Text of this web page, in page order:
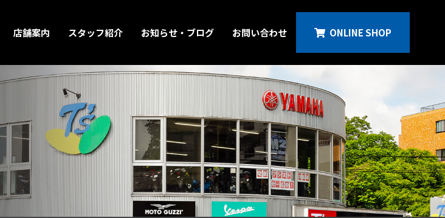
店舗案内 スタッフ紹介 お知らせ・ブログ お問い合わせ ONLINE SHOP